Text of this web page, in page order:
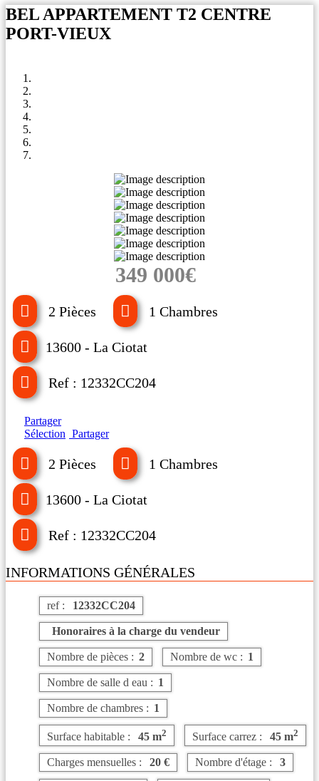
BEL APPARTEMENT T2 CENTRE
PORT-VIEUX
349 000€
2 Pièces 1 Chambres
13600 - La Ciotat
Ref : 12332CC204
Partager
Sélection Partager
2 Pièces 1 Chambres
13600 - La Ciotat
Ref : 12332CC204
INFORMATIONS GÉNÉRALES
ref : 12332CC204
Honoraires à la charge du vendeur
Nombre de pièces : 2 Nombre de wc : 1
Nombre de salle d eau : 1
Nombre de chambres : 1
Surface habitable : 45 m2 Surface carrez : 45 m2
Charges mensuelles : 20 € Nombre d'étage : 3